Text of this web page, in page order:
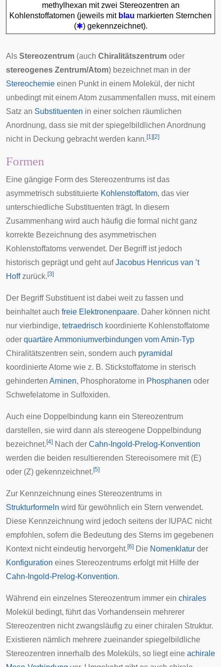
methylhexan mit zwei Stereozentren an
Kohlenstoffatomen (jeweils mit blau markierten Sternchen
(✱) gekennzeichnet).
Als Stereozentrum (auch Chiralitätszentrum oder
stereogenes Zentrum/Atom) bezeichnet man in der
Stereochemie einen Punkt in einem Molekül, der nicht
unbedingt mit einem Atom zusammenfallen muss, mit einem
Satz an Substituenten in einer solchen räumlichen
Anordnung, dass sie mit der spiegelbildlichen Anordnung
nicht in Deckung gebracht werden kann. [1] [2]
Formen
Eine gängige Form des Stereozentrums ist das
asymmetrisch substituierte Kohlenstoffatom, das vier
unterschiedliche Substituenten trägt. In diesem
Zusammenhang wird auch häufig die formal nicht ganz
korrekte Bezeichnung des asymmetrischen
Kohlenstoffatoms verwendet. Der Begriff ist jedoch
historisch geprägt und geht aufJacobus Henricus van ’t
Hoffzurück. [3]
Der Begriff Substituent ist dabei weit zu fassen und
beinhaltet auch freie Elektronenpaare. Daher können nicht
nur vierbindige, tetraedrisch koordinierte Kohlenstoffatome
oder quartäre Ammoniumverbindungen vom Amin-Typ
Chiralitätszentren sein, sondern auch pyramidal
koordinierte Atome wie z. B. Stickstoffatome in sterisch
gehinderten Aminen, Phosphoratome in Phosphanen oder
Schwefelatome in Sulfoxiden.
Auch eine Doppelbindung kann ein Stereozentrum
darstellen, sie wird dann als stereogene Doppelbindung
bezeichnet. [4] Nach der Cahn-Ingold-Prelog-Konvention
werden die beiden resultierenden Stereoisomere mit (E)
oder (Z) gekennzeichnet. [5]
Zur Kennzeichnung eines Stereozentrums in
Strukturformeln wird für gewöhnlich ein Stern verwendet.
Diese Kennzeichnung wird jedoch seitens der IUPAC nicht
empfohlen, sofern die Bedeutung des Sterns im gegebenen
Kontext nicht eindeutig hervorgeht. [6] Die Nomenklatur der
Konfiguration eines Stereozentrums erfolgt mit Hilfe der
Cahn-Ingold-Prelog-Konvention.
Während ein einzelnes Stereozentrum immer ein chirales
Molekül bedingt, führt das Vorhandensein mehrerer
Stereozentren nicht zwangsläufig zu einer chiralen Struktur.
Existieren nämlich mehrere zueinander spiegelbildliche
Stereozentren innerhalb des Moleküls, so liegt eine achirale